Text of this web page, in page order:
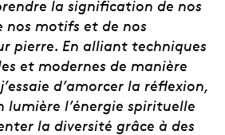
la signification de nos
nos motifs et de nos
pierre. En alliant techniques
et modernes de manière
d’amorcer la réflexion,
lumière l’énergie spirituelle
la diversité grâce à des